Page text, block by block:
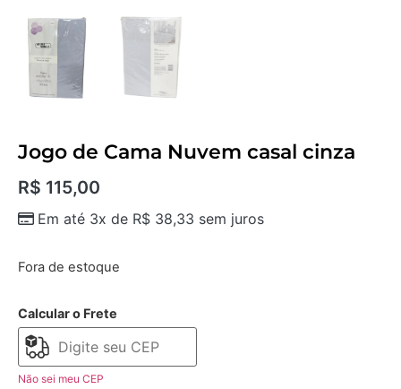
Jogo de Cama Nuvem casal cinza
R$ 115,00
Em até 3x de R$ 38,33 sem juros
Fora de estoque
Calcular o Frete
Não sei meu CEP